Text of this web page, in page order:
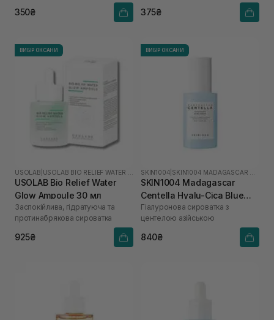
350₴ 375₴
ВИБІР ОКСАНИ
USOLAB
USOLAB Bio Relief Water
Glow Ampoule 30 мл
Заспокійлива, гідратуюча та
протинабрякова сироватка
925₴
ВИБІР ОКСАНИ
SKIN1004
SKIN1004 Madagascar
Centella Hyalu-Cica Blue
Serum 50 мл
Гіалуронова сироватка з
центелою азійською
840₴